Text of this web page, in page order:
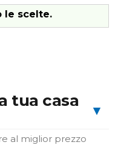
le scelte.
tua casa
▾
al miglior prezzo